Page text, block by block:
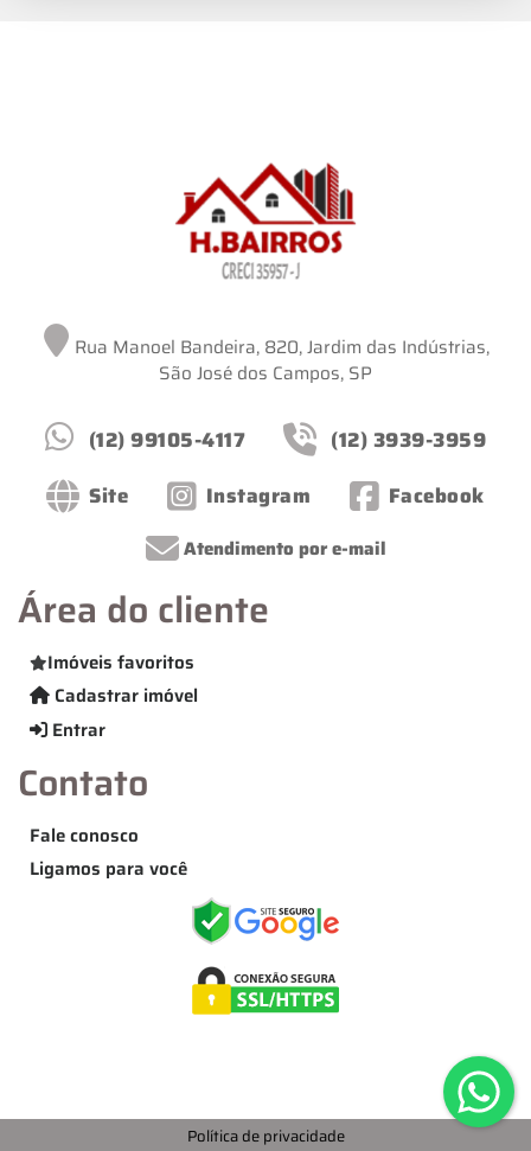
Rua Manoel Bandeira, 820, Jardim das Indústrias,
São José dos Campos, SP
(12) 99105-4117
(12) 3939-3959
Site
Instagram Facebook
Atendimento por e-mail
Área do cliente
Imóveis favoritos
Cadastrar imóvel
Entrar
Contato
Fale conosco
Ligamos para você
Política de privacidade